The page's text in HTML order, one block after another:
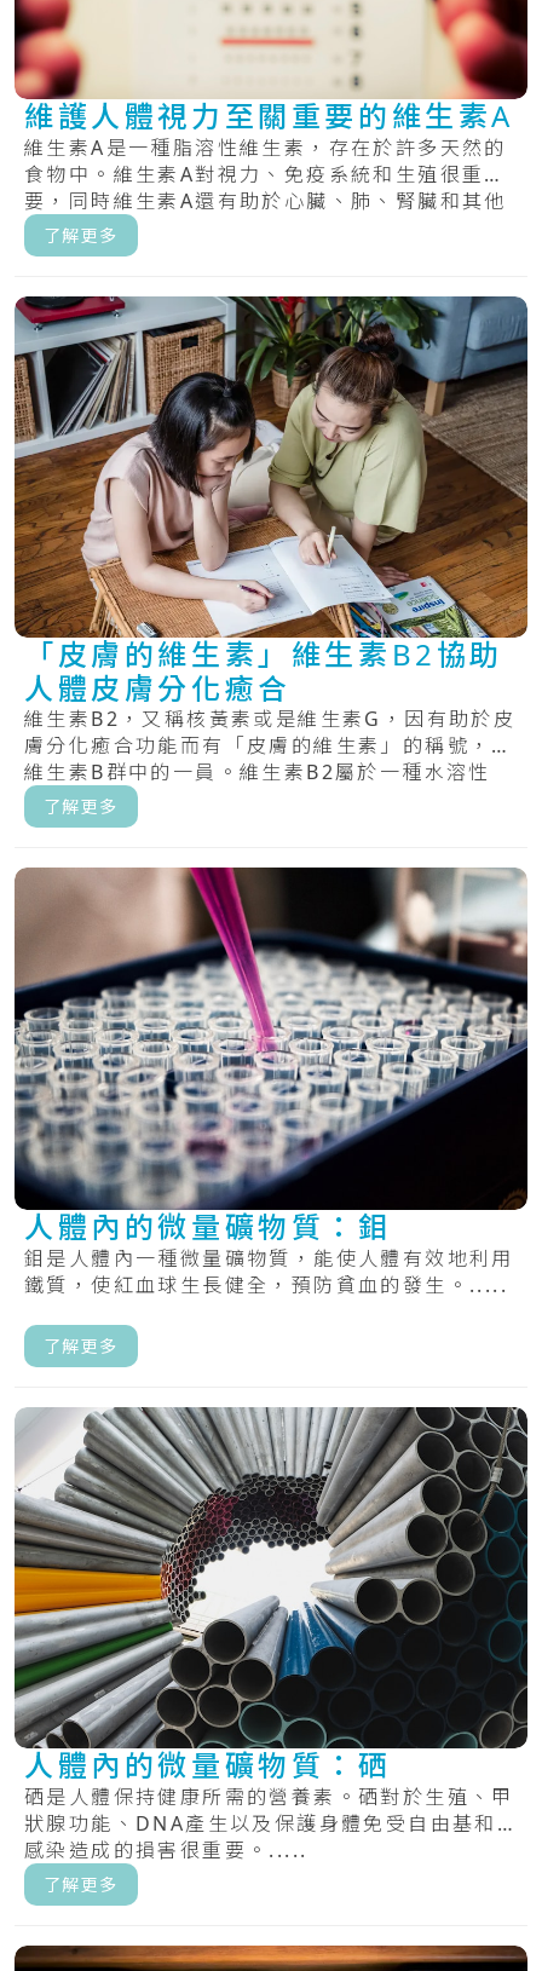
維護人體視力至關重要的維生素A
維生素A是一種脂溶性維生素，存在於許多天然的
食物中。維生素A對視力、免疫系統和生殖很重
要，同時維生素A還有助於心臟、肺、腎臟和其他
器官正.....
了解更多
「皮膚的維生素」維生素B2協助
人體皮膚分化癒合
維生素B2，又稱核黃素或是維生素G，因有助於皮
膚分化癒合功能而有「皮膚的維生素」的稱號，為
維生素B群中的一員。維生素B2屬於一種水溶性
維.....
了解更多
人體內的微量礦物質：鉬
鉬是人體內一種微量礦物質，能使人體有效地利用
鐵質，使紅血球生長健全，預防貧血的發生。.....
了解更多
人體內的微量礦物質：硒
硒是人體保持健康所需的營養素。硒對於生殖、甲
狀腺功能、DNA產生以及保護身體免受自由基和
感染造成的損害很重要。.....
了解更多